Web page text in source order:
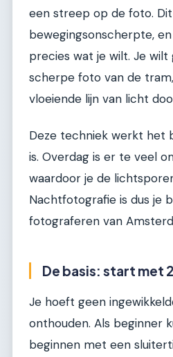
een streep op de foto.
bewegingsonscherpte,
precies wat je wilt. Je wilt
scherpe foto van de
vloeiende lijn van licht
Deze techniek werkt het
is. Overdag is er te veel
waardoor je de
Nachtfotografie is dus je
fotograferen van
De basis: start met
Je hoeft geen
onthouden. Als beginner
beginnen met een